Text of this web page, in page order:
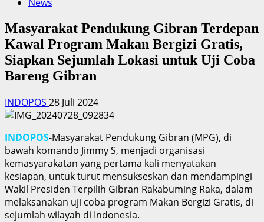
Masyarakat Pendukung Gibran Terdepan
Kawal Program Makan Bergizi Gratis,
Siapkan Sejumlah Lokasi untuk Uji Coba
Bareng Gibran
INDOPOS 28 Juli 2024
INDOPOS-Masyarakat Pendukung Gibran (MPG), di
bawah komando Jimmy S, menjadi organisasi
kemasyarakatan yang pertama kali menyatakan
kesiapan, untuk turut mensukseskan dan mendampingi
Wakil Presiden Terpilih Gibran Rakabuming Raka, dalam
melaksanakan uji coba program Makan Bergizi Gratis, di
sejumlah wilayah di Indonesia.